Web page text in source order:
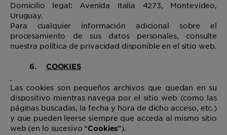
Domicilio legal: Avenida Italia 4273, Montevideo,
Uruguay.
Para cualquier información adicional sobre el
procesamiento de sus datos personales, consulte
nuestra política de privacidad disponible en el sitio web.
6. COOKIES
Las cookies son pequeños archivos que quedan en su
dispositivo mientras navega por el sitio web (como las
páginas buscadas, la fecha y hora de dicho acceso, etc.)
y que pueden leerse siempre que acceda al mismo sitio
web (en lo sucesivo “Cookies”).